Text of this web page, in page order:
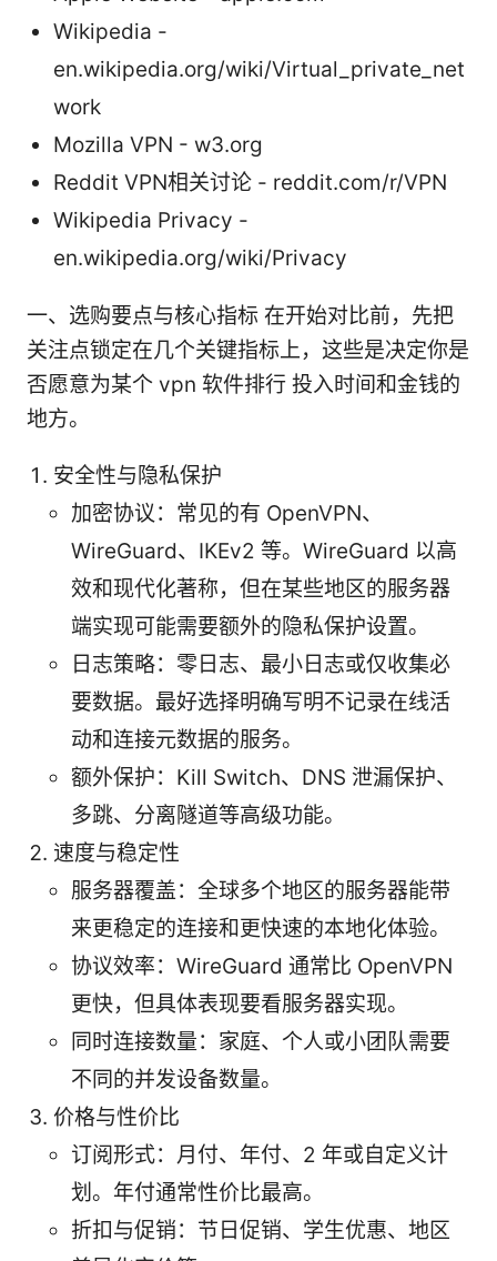
Wikipedia -
en.wikipedia.org/wiki/Virtual_private_net
work
Mozilla VPN - w3.org
Reddit VPN相关讨论 - reddit.com/r/VPN
Wikipedia Privacy -
en.wikipedia.org/wiki/Privacy
一、选购要点与核心指标 在开始对比前，先把
关注点锁定在几个关键指标上，这些是决定你是
否愿意为某个 vpn 软件排行 投入时间和金钱的
地方。
安全性与隐私保护
加密协议：常见的有 OpenVPN、
WireGuard、IKEv2 等。WireGuard 以高
效和现代化著称，但在某些地区的服务器
端实现可能需要额外的隐私保护设置。
日志策略：零日志、最小日志或仅收集必
要数据。最好选择明确写明不记录在线活
动和连接元数据的服务。
额外保护：Kill Switch、DNS 泄漏保护、
多跳、分离隧道等高级功能。
速度与稳定性
服务器覆盖：全球多个地区的服务器能带
来更稳定的连接和更快速的本地化体验。
协议效率：WireGuard 通常比 OpenVPN
更快，但具体表现要看服务器实现。
同时连接数量：家庭、个人或小团队需要
不同的并发设备数量。
价格与性价比
订阅形式：月付、年付、2 年或自定义计
划。年付通常性价比最高。
折扣与促销：节日促销、学生优惠、地区